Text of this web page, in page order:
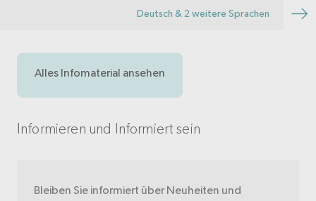
Deutsch & 2 weitere Sprachen
Alles Infomaterial ansehen
Informieren und Informiert sein
Bleiben Sie informiert über Neuheiten und